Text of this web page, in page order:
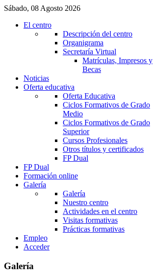
Sábado, 08 Agosto 2026
El centro
Descripción del centro
Organigrama
Secretaría Virtual
Matrículas, Impresos y
Becas
Noticias
Oferta educativa
Oferta Educativa
Ciclos Formativos de Grado
Medio
Ciclos Formativos de Grado
Superior
Cursos Profesionales
Otros títulos y certificados
FP Dual
FP Dual
Formación online
Galería
Galería
Nuestro centro
Actividades en el centro
Visitas formativas
Prácticas formativas
Empleo
Acceder
Galería